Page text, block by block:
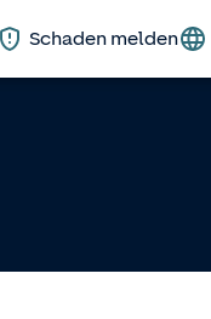
Schaden melden